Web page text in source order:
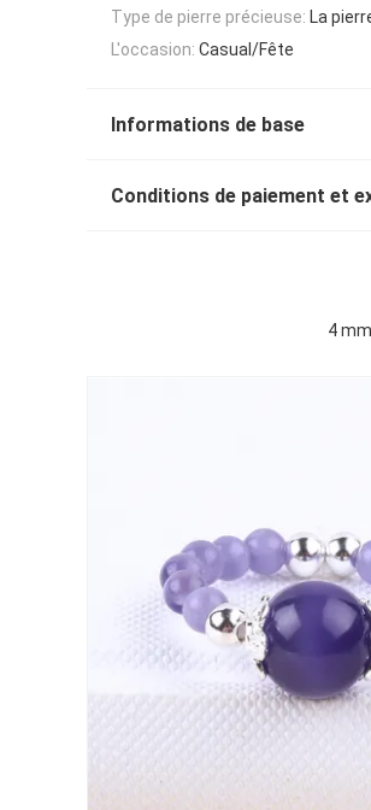
Type de pierre précieuse: La
L'occasion: Casual/Fête
Informations de base
Conditions de paiement et
4